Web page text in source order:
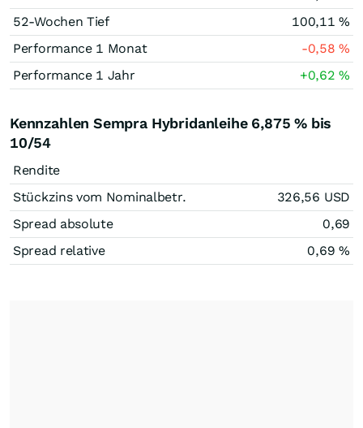
52-Wochen Tief
100,11%
Performance 1 Monat
-0,58%
Performance 1 Jahr
+0,62%
Kennzahlen Sempra Hybridanleihe 6,875 % bis
10/54
Rendite
Stückzins vom Nominalbetr.
326,56 USD
Spread absolute
0,69
Spread relative
0,69 %